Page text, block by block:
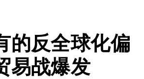
的反全球化偏
易战爆发